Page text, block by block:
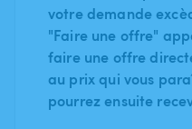
votre demande
"Faire une offre"
faire une offre
au prix qui vous
pourrez ensuite